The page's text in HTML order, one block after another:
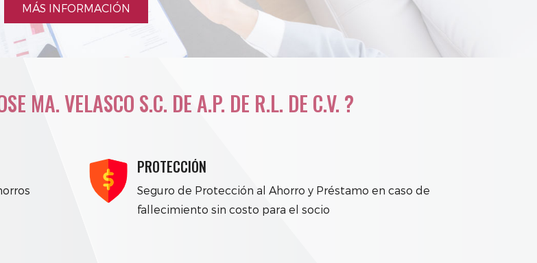
MÁS INFORMACIÓN
MA. VELASCO S.C. DE A.P. DE R.L. DE C.V. ?
PROTECCIÓN
Seguro de Protección al Ahorro y Préstamo en caso de
fallecimiento sin costo para el socio